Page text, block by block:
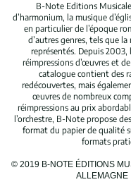
B-Note Editions
d’harmonium, la musique
en particulier de l’époque
d’autres genres, tels que
représentés. Depuis
réimpressions d’œuvres et
catalogue contient des
redécouvertes, mais
œuvres de nombreux
réimpressions au prix
l’orchestre, B-Note propose
format du papier de qualité
formats
© 2019 B-NOTE ÉDITIONS
ALLEMAGNE